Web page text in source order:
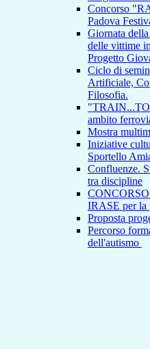
Concorso
Padova
Giornata
delle vittime
Progetto
Ciclo di
Artificiale,
Filosofia.
"TRAIN...TO
ambito
Mostra
Iniziative
Sportello
Confluenze.
tra discipline
IRASE per la
Proposta
Percorso
dell'autismo